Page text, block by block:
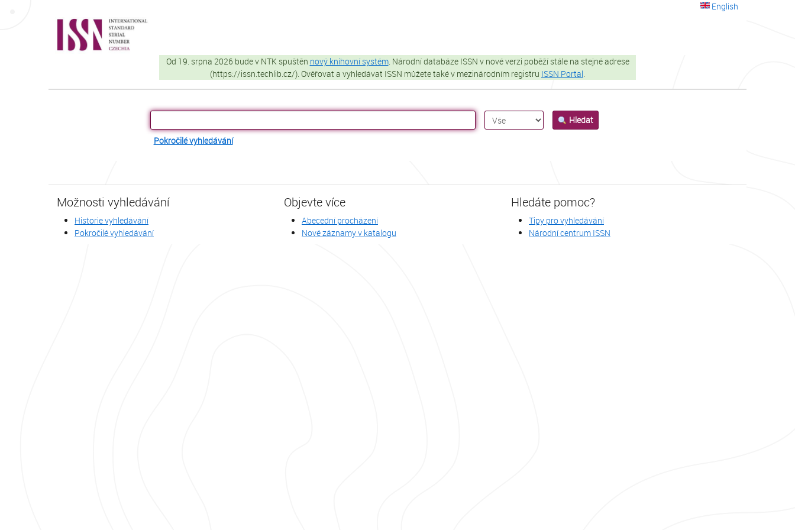
English
VuFind
Od 19. srpna 2026 bude v NTK spuštěn nový knihovní systém. Národní databáze ISSN v nové verzi poběží stále na stejné adrese
(https://issn.techlib.cz/). Ověřovat a vyhledávat ISSN můžete také v mezinárodním registru ISSN Portal.
Hledat
Pokročilé vyhledávání
Možnosti vyhledávání
Historie vyhledávání
Pokročilé vyhledávání
Objevte více
Abecední procházení
Nové záznamy v katalogu
Hledáte pomoc?
Tipy pro vyhledávání
Národní centrum ISSN